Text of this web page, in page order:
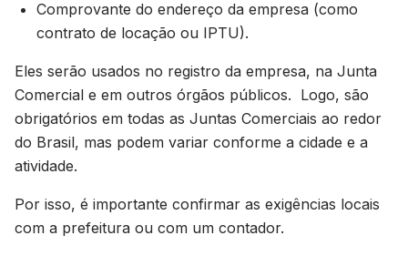
Comprovante do endereço da empresa (como
contrato de locação ou IPTU).
Eles serão usados no registro da empresa, na Junta
Comercial e em outros órgãos públicos. Logo, são
obrigatórios em todas as Juntas Comerciais ao redor
do Brasil, mas podem variar conforme a cidade e a
atividade.
Por isso, é importante confirmar as exigências locais
com a prefeitura ou com um contador.